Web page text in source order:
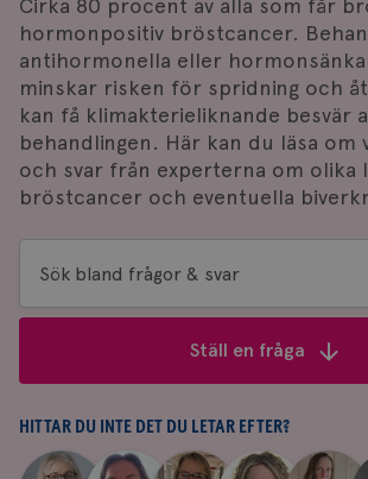
Cirka 80 procent av alla som får
hormonpositiv bröstcancer.
antihormonella eller
minskar risken för spridning och
kan få klimakterieliknande besvär
behandlingen. Här kan du läsa om
och svar från experterna om olika
bröstcancer och eventuella
Sök
bland
&
svar
Ställ en fråga
HITTAR DU INTE DET DU LETAR EFTER?
|
|
|
|